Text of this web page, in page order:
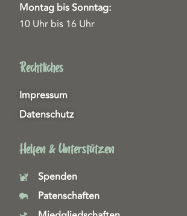
Montag bis Sonntag:
10 Uhr bis 16 Uhr
Rechtliches
Impressum
Datenschutz
Helfen & Unterstützen
Spenden
Patenschaften